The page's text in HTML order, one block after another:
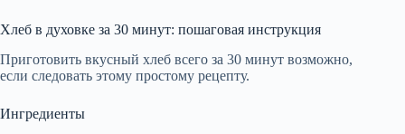
Хлеб в духовке за 30 минут: пошаговая инструкция
Приготовить вкусный хлеб всего за 30 минут возможно,
если следовать этому простому рецепту.
Ингредиенты